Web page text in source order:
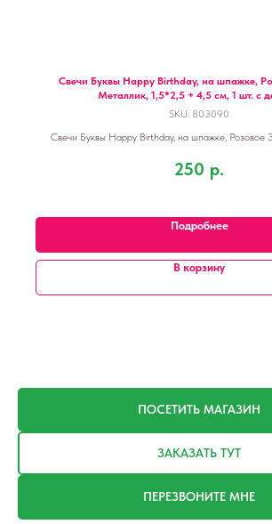
Свечи Буквы Happy Birthday, на шпажке,
Металлик, 1,5*2,5 + 4,5 см, 1 шт. с
SKU: 803090
Свечи Буквы Happy Birthday, на шпажке, Розовое
250 р.
Подробнее
В корзину
ПОСЕТИТЬ МАГАЗИН
ЗАКАЗАТЬ ТУТ
ПЕРЕЗВОНИТЕ МНЕ